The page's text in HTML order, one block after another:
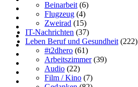
Beinarbeit (6)
Flugzeug (4)
Zweirad (15)
IT-Nachrichten (37)
Leben Beruf und Gesundheit (222)
#t2dhero (61)
Arbeitszimmer(39)
Audio (22)
Film / Kino (7)